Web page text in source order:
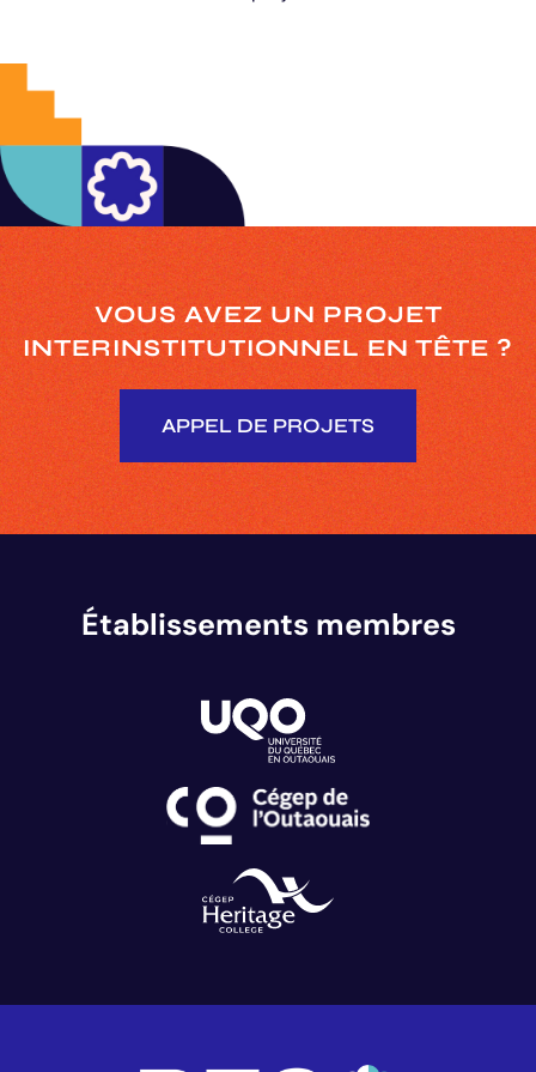
VOUS AVEZ UN PROJET
INTERINSTITUTIONNELEN TÊTE ?
APPEL DE PROJETS
Établissements membres